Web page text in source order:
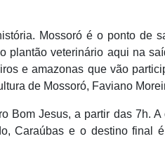
Mossoró é o ponto de
plantão veterinário aqui na
e amazonas que vão
de Mossoró, Faviano
Bom Jesus, a partir das 7h.
Caraúbas e o destino final